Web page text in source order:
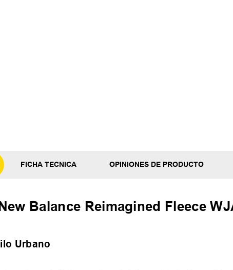
FICHA TECNICA OPINIONES DE PRODUCTO
Balance Reimagined Fleece
Urbano